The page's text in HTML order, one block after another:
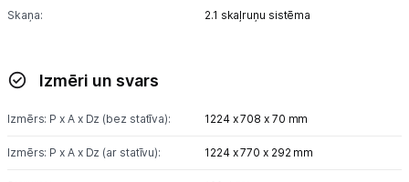
Skaņa: 2.1 skaļruņu sistēma
Izmēri un svars
Izmērs: P x A x Dz (bez statīva): 1224 x 708 x 70 mm
Izmērs: P x A x Dz (ar statīvu): 1224 x 770 x 292 mm